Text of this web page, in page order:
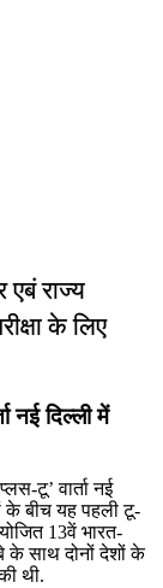
राज्य
के लिए
नई दिल्ली में
टू’ वार्ता नई
के बीच यह पहली टू-
13वें भारत-
के साथ दोनों देशों के
थी.